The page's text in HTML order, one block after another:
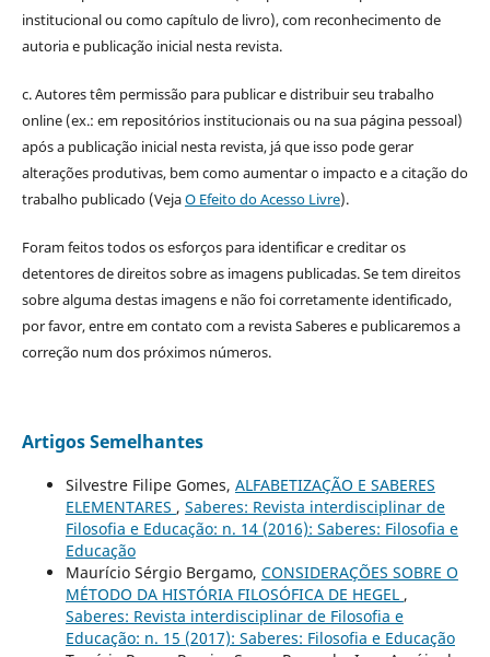
institucional ou como capítulo de livro), com reconhecimento de
autoria e publicação inicial nesta revista.
c. Autores têm permissão para publicar e distribuir seu trabalho
online (ex.: em repositórios institucionais ou na sua página pessoal)
após a publicação inicial nesta revista, já que isso pode gerar
alterações produtivas, bem como aumentar o impacto e a citação do
trabalho publicado (VejaO Efeito do Acesso Livre).
Foram feitos todos os esforços para identificar e creditar os
detentores de direitos sobre as imagens publicadas. Se tem direitos
sobre alguma destas imagens e não foi corretamente identificado,
por favor, entre em contato com a revista Saberes e publicaremos a
correção num dos próximos números.
Artigos Semelhantes
Silvestre Filipe Gomes, ALFABETIZAÇÃO E SABERES
ELEMENTARES , Saberes: Revista interdisciplinar de
Filosofia e Educação: n. 14 (2016): Saberes: Filosofia e
Educação
Maurício Sérgio Bergamo, CONSIDERAÇÕES SOBRE O
MÉTODO DA HISTÓRIA FILOSÓFICA DE HEGEL ,
Saberes: Revista interdisciplinar de Filosofia e
Educação: n. 15 (2017): Saberes: Filosofia e Educação